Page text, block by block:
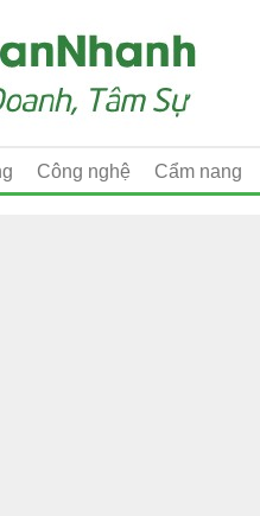
Công nghệ Cẩm nang